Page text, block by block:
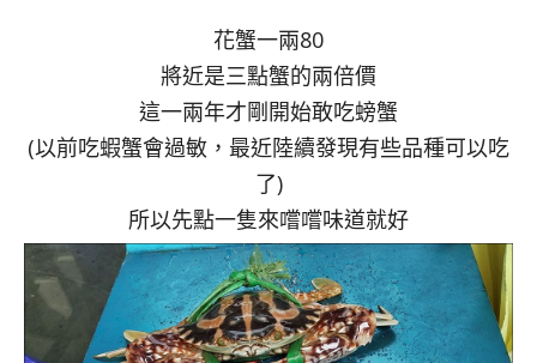
花蟹一兩80
將近是三點蟹的兩倍價
這一兩年才剛開始敢吃螃蟹
(以前吃蝦蟹會過敏，最近陸續發現有些品種可以吃
了)
所以先點一隻來嚐嚐味道就好